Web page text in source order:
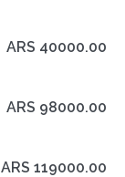
ARS 40000.00
ARS 98000.00
ARS 119000.00